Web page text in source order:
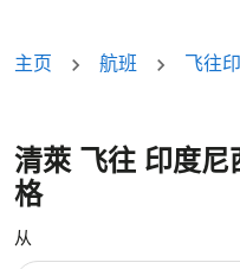
主页 航班 飞往
清萊 飞往 印度
格
从